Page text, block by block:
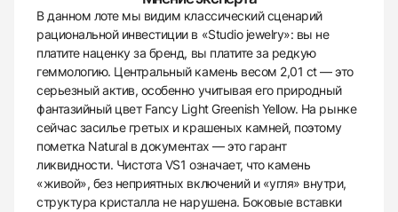
В данном лоте мы видим классический сценарий
рациональной инвестиции в «Studio jewelry»: вы не
платите наценку за бренд, вы платите за редкую
геммологию. Центральный камень весом 2,01 ct — это
серьезный актив, особенно учитывая его природный
фантазийный цвет Fancy Light Greenish Yellow. На рынке
сейчас засилье гретых и крашеных камней, поэтому
пометка Natural в документах — это гарант
ликвидности. Чистота VS1 означает, что камень
«живой», без неприятных включений и «угля» внутри,
структура кристалла не нарушена. Боковые вставки